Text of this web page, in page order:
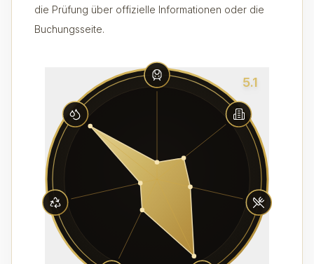
die Prüfung über offizielle Informationen oder die
Buchungsseite.
5.1